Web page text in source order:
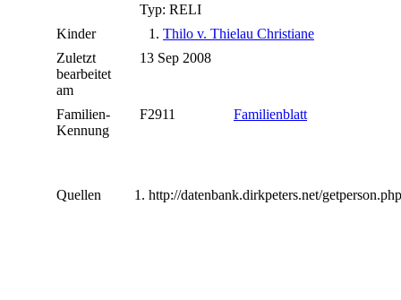
Typ: RELI
Kinder
1. Thilo v. Thielau Christiane
Zuletzt
bearbeitet
am
13 Sep 2008
Familien-
Kennung
F2911 Familienblatt
Quellen http://datenbank.dirkpeters.net/